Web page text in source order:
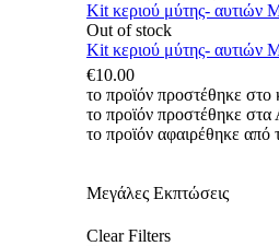
Kit κεριού μύτης-
Out of stock
Kit κεριού μύτης-
€10.00
το προϊόν προστέθηκε στο
το προϊόν προστέθηκε
το προϊόν αφαιρέθηκε από
Μεγάλες Εκπτώσεις
Clear Filters